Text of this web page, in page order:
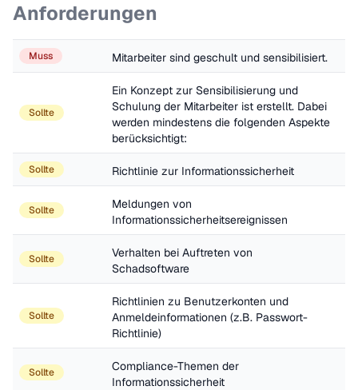
Anforderungen
Muss Mitarbeiter sind geschult und sensibilisiert.
Sollte
Ein Konzept zur Sensibilisierung und
Schulung der Mitarbeiter ist erstellt. Dabei
werden mindestens die folgenden Aspekte
berücksichtigt:
Sollte Richtlinie zur Informationssicherheit
Sollte
Meldungen von
Informationssicherheitsereignissen
Sollte
Verhalten bei Auftreten von
Schadsoftware
Sollte
Richtlinien zu Benutzerkonten und
Anmeldeinformationen (z.B. Passwort-
Richtlinie)
Sollte
Compliance-Themen der
Informationssicherheit